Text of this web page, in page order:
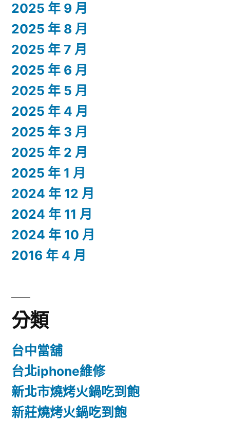
2025 年 9 月
2025 年 8 月
2025 年 7 月
2025 年 6 月
2025 年 5 月
2025 年 4 月
2025 年 3 月
2025 年 2 月
2025 年 1 月
2024 年 12 月
2024 年 11 月
2024 年 10 月
2016 年 4 月
分類
台中當舖
台北iphone維修
新北市燒烤火鍋吃到飽
新莊燒烤火鍋吃到飽